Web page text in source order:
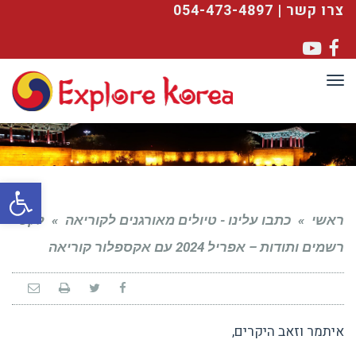
פתח
צרו קשר | 054-473-4897
Facebook
YouTube
תפריט
ראשי » כתבו עלינו - טיולים מאורגנים לקוריאה » לקט
רשמים ותודות – אפריל 2024 עם אקספלור קוריאה
איתמר וזאב היקרים,